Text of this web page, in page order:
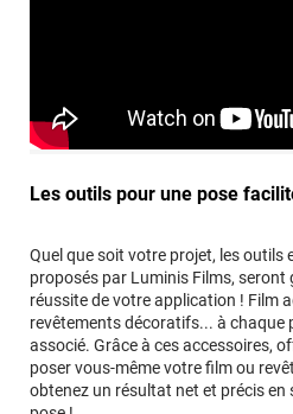
Les outils pour une pose
Quel que soit votre projet, les outils
proposés par Luminis Films,
réussite de votre application ! Film
revêtements décoratifs... à chaque
associé. Grâce à ces accessoires,
poser vous-même votre film ou
obtenez un résultat net et précis en